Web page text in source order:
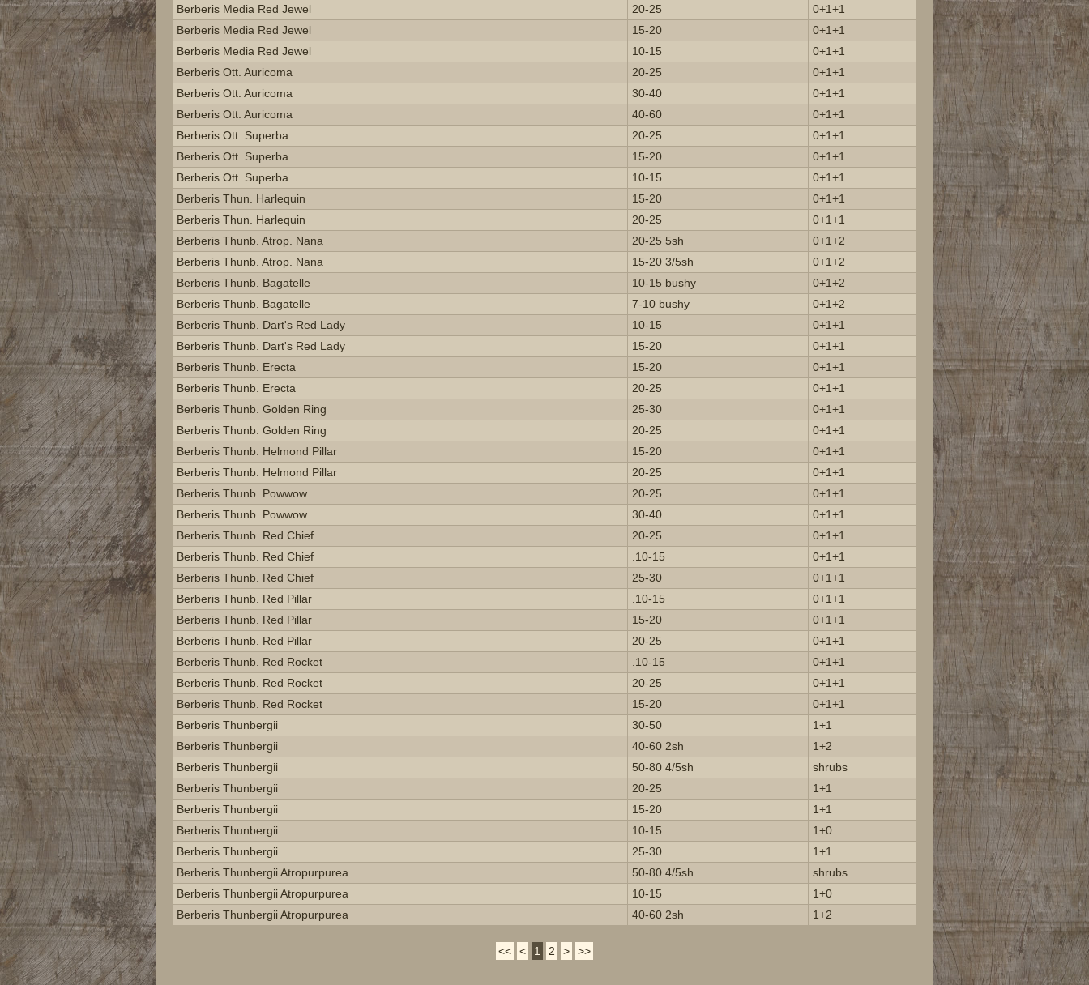
Berberis Media Red Jewel
20-25
0+1+1
Berberis Media Red Jewel
15-20
0+1+1
Berberis Media Red Jewel
10-15
0+1+1
Berberis Ott. Auricoma
20-25
0+1+1
Berberis Ott. Auricoma
30-40
0+1+1
Berberis Ott. Auricoma
40-60
0+1+1
Berberis Ott. Superba
20-25
0+1+1
Berberis Ott. Superba
15-20
0+1+1
Berberis Ott. Superba
10-15
0+1+1
Berberis Thun. Harlequin
15-20
0+1+1
Berberis Thun. Harlequin
20-25
0+1+1
Berberis Thunb. Atrop. Nana
20-25 5sh
0+1+2
Berberis Thunb. Atrop. Nana
15-20 3/5sh
0+1+2
Berberis Thunb. Bagatelle
10-15 bushy
0+1+2
Berberis Thunb. Bagatelle
7-10 bushy
0+1+2
Berberis Thunb. Dart's Red Lady
10-15
0+1+1
Berberis Thunb. Dart's Red Lady
15-20
0+1+1
Berberis Thunb. Erecta
15-20
0+1+1
Berberis Thunb. Erecta
20-25
0+1+1
Berberis Thunb. Golden Ring
25-30
0+1+1
Berberis Thunb. Golden Ring
20-25
0+1+1
Berberis Thunb. Helmond Pillar
15-20
0+1+1
Berberis Thunb. Helmond Pillar
20-25
0+1+1
Berberis Thunb. Powwow
20-25
0+1+1
Berberis Thunb. Powwow
30-40
0+1+1
Berberis Thunb. Red Chief
20-25
0+1+1
Berberis Thunb. Red Chief
.10-15
0+1+1
Berberis Thunb. Red Chief
25-30
0+1+1
Berberis Thunb. Red Pillar
.10-15
0+1+1
Berberis Thunb. Red Pillar
15-20
0+1+1
Berberis Thunb. Red Pillar
20-25
0+1+1
Berberis Thunb. Red Rocket
.10-15
0+1+1
Berberis Thunb. Red Rocket
20-25
0+1+1
Berberis Thunb. Red Rocket
15-20
0+1+1
Berberis Thunbergii
30-50
1+1
Berberis Thunbergii
40-60 2sh
1+2
Berberis Thunbergii
50-80 4/5sh
shrubs
Berberis Thunbergii
20-25
1+1
Berberis Thunbergii
15-20
1+1
Berberis Thunbergii
10-15
1+0
Berberis Thunbergii
25-30
1+1
Berberis Thunbergii Atropurpurea
50-80 4/5sh
shrubs
Berberis Thunbergii Atropurpurea
10-15
1+0
Berberis Thunbergii Atropurpurea
40-60 2sh 1+2
<< < 1 2 > >>